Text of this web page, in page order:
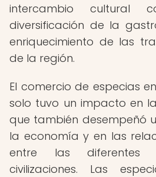
intercambio cultural
diversificación de la
enriquecimiento de las
de la región.
El comercio de especias
solo tuvo un impacto en
que también desempeñó
la economía y en las
entre las diferentes
civilizaciones. Las